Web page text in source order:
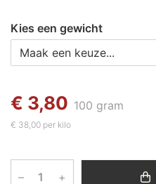
Kies een gewicht
€ 3,80 100 gram
€ 38,00 per kilo
– +